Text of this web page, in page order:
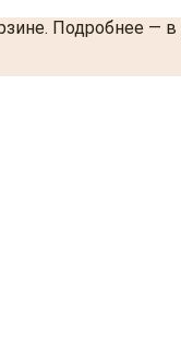
Подробнее — в